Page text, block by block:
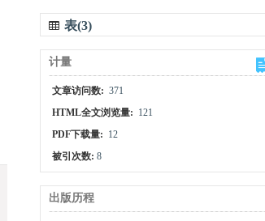
表(3)
计量
文章访问数: 371
HTML全文浏览量: 121
PDF下载量: 12
被引次数:8
出版历程